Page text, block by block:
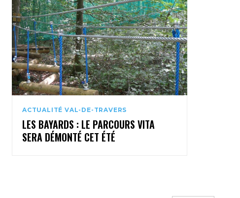
ACTUALITÉ VAL-DE-TRAVERS
LES BAYARDS : LE PARCOURS VITA
SERA DÉMONTÉ CET ÉTÉ